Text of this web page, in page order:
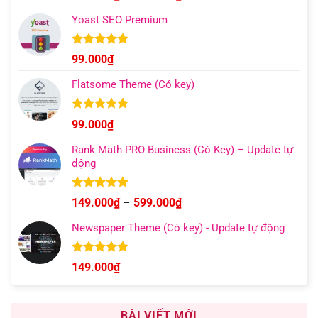
5 sao
Yoast SEO Premium
Được xếp
hạng 4.96
5 sao
99.000₫
Flatsome Theme (Có key)
Được xếp
hạng4.95
5 sao
99.000₫
Rank Math PRO Business (Có Key) – Update tự
động
Được xếp
hạng 5.00
5 sao
149.000₫ – 599.000₫Khoảng
từ
Newspaper Theme (Có key) - Update tự động
Được xếp
hạng 4.92
149.000₫